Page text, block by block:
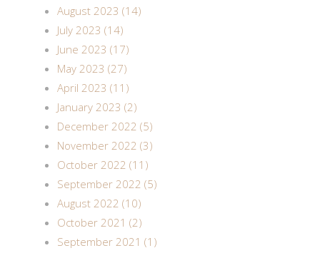
August 2023 (14)
July 2023 (14)
June 2023 (17)
May 2023 (27)
April 2023 (11)
January 2023 (2)
December 2022 (5)
November 2022 (3)
October 2022 (11)
September 2022 (5)
August 2022 (10)
October 2021 (2)
September 2021 (1)